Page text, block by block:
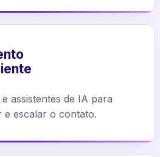
assistentes de IA para
e escalar o contato.